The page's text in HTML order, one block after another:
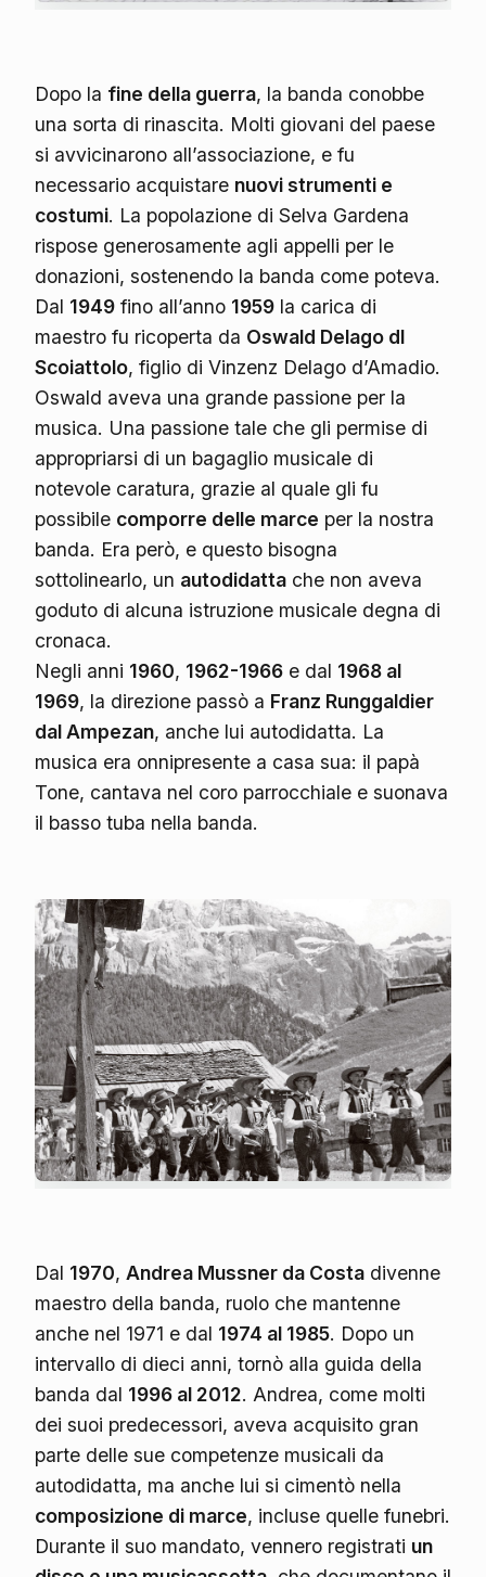
Dopo la fine della guerra, la banda conobbe
una sorta di rinascita. Molti giovani del paese
si avvicinarono all’associazione, e fu
necessario acquistare nuovi strumenti e
costumi. La popolazione di Selva Gardena
rispose generosamente agli appelli per le
donazioni, sostenendo la banda come poteva.
Dal 1949 fino all’anno 1959 la carica di
maestro fu ricoperta da Oswald Delago dl
Scoiattolo, figlio di Vinzenz Delago d’Amadio.
Oswald aveva una grande passione per la
musica. Una passione tale che gli permise di
appropriarsi di un bagaglio musicale di
notevole caratura, grazie al quale gli fu
possibile comporre delle marce per la nostra
banda. Era però, e questo bisogna
sottolinearlo, un autodidatta che non aveva
goduto di alcuna istruzione musicale degna di
cronaca.
Negli anni 1960, 1962-1966 e dal 1968 al
1969, la direzione passò a Franz Runggaldier
dal Ampezan, anche lui autodidatta. La
musica era onnipresente a casa sua: il papà
Tone, cantava nel coro parrocchiale e suonava
il basso tuba nella banda.
Dal 1970, Andrea Mussner da Costa divenne
maestro della banda, ruolo che mantenne
anche nel 1971 e dal 1974 al 1985. Dopo un
intervallo di dieci anni, tornò alla guida della
banda dal 1996 al 2012. Andrea, come molti
dei suoi predecessori, aveva acquisito gran
parte delle sue competenze musicali da
autodidatta, ma anche lui si cimentò nella
composizione di marce, incluse quelle funebri.
Durante il suo mandato, vennero registrati un